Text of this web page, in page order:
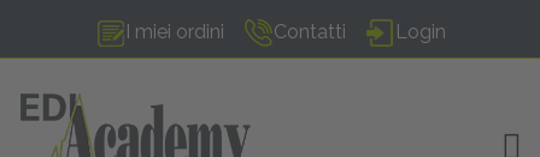
I miei ordini Contatti Login